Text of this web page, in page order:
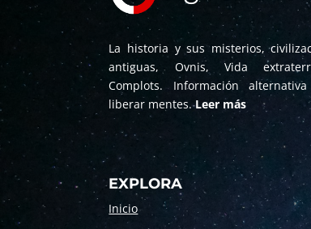
La historia y sus misterios,
antiguas, Ovnis, Vida
Complots. Información
liberar mentes.Leer más
EXPLORA
Inicio